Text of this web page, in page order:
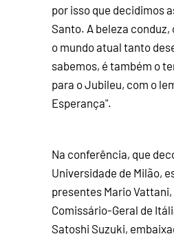
por isso que decidimos
Santo. A beleza
o mundo atual tanto
sabemos, é também o
para o Jubileu, com o
Esperança".
Na conferência, que
Universidade de Milão,
presentes Mario
Comissário-Geral de
Satoshi Suzuki,